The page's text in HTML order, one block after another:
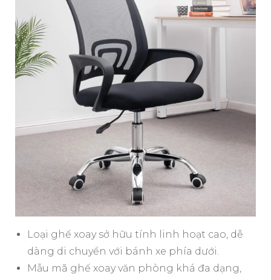
Loại ghế xoay sở hữu tính linh hoạt cao, dễ
dàng di chuyển với bánh xe phía dưới.
Mẫu mã ghế xoay văn phòng khá đa dạng,